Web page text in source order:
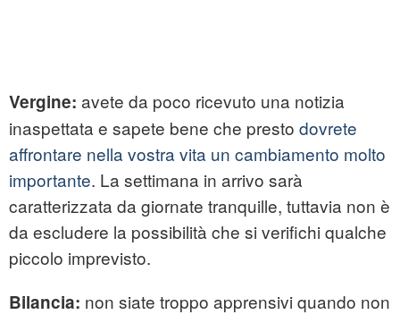
Vergine: avete da poco ricevuto una notizia
inaspettata e sapete bene che presto dovrete
affrontare nella vostra vita un cambiamento molto
importante. La settimana in arrivo sarà
caratterizzata da giornate tranquille, tuttavia non è
da escludere la possibilità che si verifichi qualche
piccolo imprevisto.
Bilancia: non siate troppo apprensivi quando non